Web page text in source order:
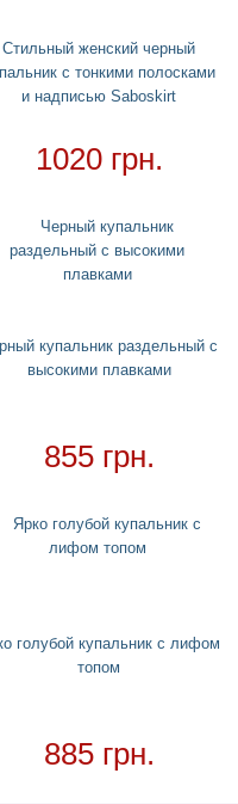
+
+
+
Стильный женский черный
с тонкими полосками
и надписью Saboskirt
1020 грн.
купальник раздельный с
высокими плавками
855 грн.
голубой купальник с лифом
топом
885 грн.